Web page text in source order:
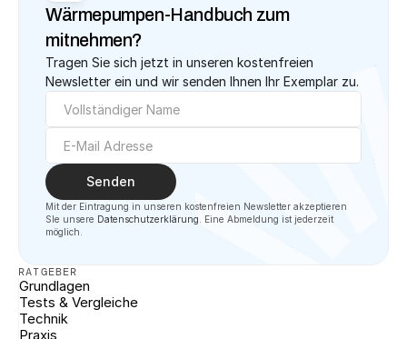
Wärmepumpen-Handbuch zum
mitnehmen?
Tragen Sie sich jetzt in unseren kostenfreien
Newsletter ein und wir senden Ihnen Ihr Exemplar zu.
Senden
Mit der Eintragung in unseren kostenfreien Newsletter akzeptieren
SIe unsere Datenschutzerklärung . Eine Abmeldung ist jederzeit
möglich.
RATGEBER
Grundlagen
Tests & Vergleiche
Technik
Praxis